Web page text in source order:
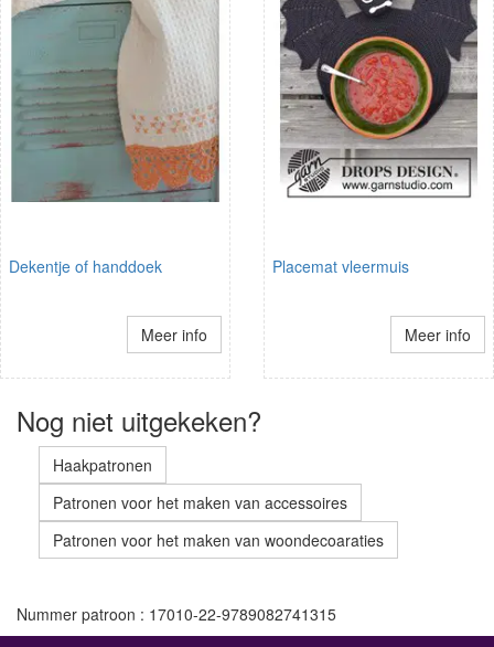
Dekentje of handdoek
Meer info
Placemat vleermuis
Meer info
Nog niet uitgekeken?
Haakpatronen
Patronen voor het maken van accessoires
Patronen voor het maken van woondecoaraties
Nummer patroon : 17010-22-9789082741315